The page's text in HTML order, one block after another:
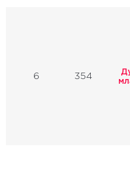
6 354